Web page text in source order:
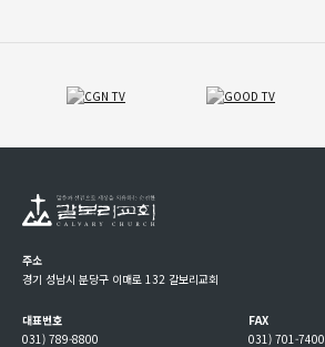
주소
경기 성남시 분당구 이매로 132 갈보리교회
대표번호
031) 789-8800
FAX
031) 701-7400